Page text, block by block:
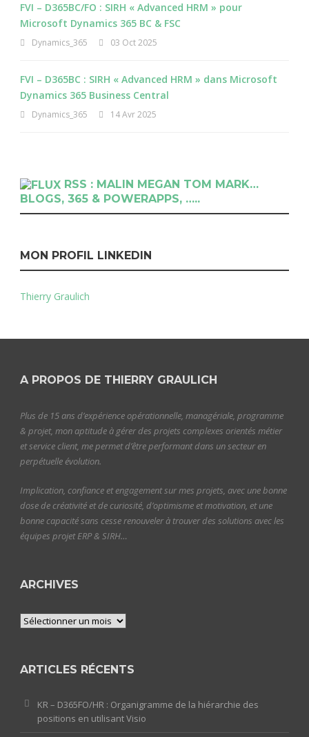
FVI – D365BC/FO : SIRH « Advanced HRM » pour
Microsoft Dynamics 365 BC & FSC
Dynamics_365 03 Oct 2025
FVI – D365BC : SIRH « Advanced HRM » dans Microsoft
Dynamics 365 Business Central
Dynamics_365 14 Avr 2025
RSS : MALIN MEGAN TOM MARK…
BLOGS, 365 & POWERAPPS, …..
MON PROFIL LINKEDIN
Thierry Graulich
A PROPOS DE THIERRY GRAULICH
Plus de 15 ans d’expérience opérationnelle, managériale, programme
& projet, mon aptitude à gérer des projets complexes orientés métier
et service client, me permet d’être performant dans un secteur en
perpétuelle évolution.
Implication, confiance et engagement sur mes projets, avec une bonne
dose de créativité et de curiosité, d’optimisme et motivation, et une
bonne capacité sans cesse renouveler à trouver des solutions avec les
équipes projet ERP & SIRH…
ARCHIVES
Archives
ARTICLES RÉCENTS
KR – D365FO/HR : Organigramme de la hiérarchie des
positions en utilisant Visio